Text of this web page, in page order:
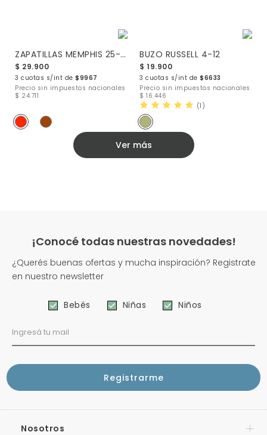
ZAPATILLAS MEMPHIS 25-29
$ 29.900
3 cuotas s/int de $9967
Precio sin impuestos nacionales
$ 24.711
BUZO RUSSELL 4-12
$ 19.900
3 cuotas s/int de $6633
Precio sin impuestos nacionales
$ 16.446
(1)
Ver más
¡Conocé todas nuestras novedades!
¿Querés buenas ofertas y mucha inspiración? Registrate
en nuestro newsletter
Bebés Niñas Niños
Nosotros